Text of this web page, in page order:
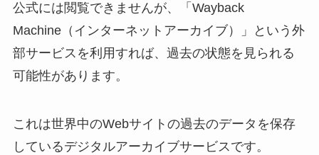
公式には閲覧できませんが、「Wayback
Machine（インターネットアーカイブ）」という外
部サービスを利用すれば、過去の状態を見られる
可能性があります。
これは世界中のWebサイトの過去のデータを保存
しているデジタルアーカイブサービスです。